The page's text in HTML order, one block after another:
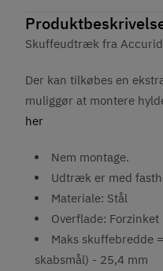
Skuffeudtræk fra
Der kan tilkøbes en
muliggør at montere
her
Nem montage.
Udtræk er med
Materiale: Stål
Overflade: Forzinket
Maks skuffebredde
skabsmål) - 25,4 mm